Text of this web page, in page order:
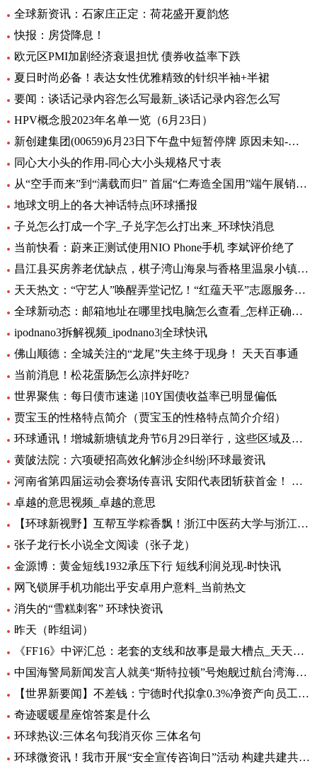
全球新资讯：石家庄正定：荷花盛开夏韵悠
快报：房贷降息！
欧元区PMI加剧经济衰退担忧 债券收益率下跌
夏日时尚必备！表达女性优雅精致的针织半袖+半裙
要闻：谈话记录内容怎么写最新_谈话记录内容怎么写
HPV概念股2023年名单一览（6月23日）
新创建集团(00659)6月23日下午盘中短暂停牌 原因未知-环球热闻
同心大小头的作用-同心大小头规格尺寸表
从“空手而来”到“满载而归” 首届“仁寿造全国用”端午展销会开幕_全球观天下
地球文明上的各大神话特点|环球播报
子兑怎么打成一个字_子兑字怎么打出来_环球快消息
当前快看：蔚来正测试使用NIO Phone手机 李斌评价绝了
昌江县买房养老优缺点，棋子湾山海泉与香格里温泉小镇养老生活成本对比！-全球今亮点
天天热文：“守艺人”唤醒弄堂记忆！“红蕴天平”志愿服务营造项目启动
全球新动态：邮箱地址在哪里找电脑怎么查看_怎样正确填写邮箱地址
ipodnano3拆解视频_ipodnano3|全球快讯
佛山顺德：全城关注的“龙尾”失主终于现身！ 天天百事通
当前消息！松花蛋肠怎么凉拌好吃?
世界聚焦：每日债市速递 |10Y国债收益率已明显偏低
贾宝玉的性格特点简介（贾宝玉的性格特点简介介绍）
环球通讯！增城新塘镇龙舟节6月29日举行，这些区域及路段将有交通管制
黄陂法院：六项硬招高效化解涉企纠纷|环球最资讯
河南省第四届运动会赛场传喜讯 安阳代表团斩获首金！ 环球新要闻
卓越的意思视频_卓越的意思
【环球新视野】互帮互学粽香飘！浙江中医药大学与浙江商职院国际学生共度端午
张子龙行长小说全文阅读（张子龙）
金源博：黄金短线1932承压下行 短线利润兑现-时快讯
网飞锁屏手机功能出乎安卓用户意料_当前热文
消失的“雪糕刺客” 环球快资讯
昨天（昨组词）
《FF16》中评汇总：老套的支线和故事是最大槽点_天天头条
中国海警局新闻发言人就美“斯特拉顿”号炮舰过航台湾海峡发表谈话|每日动态
【世界新要闻】不差钱：宁德时代拟拿0.3%净资产向员工提供无息借款，支持购自住商品房
奇迹暖暖星座馆答案是什么
环球热议:三体名句我消灭你 三体名句
环球微资讯！我市开展“安全宣传咨询日”活动 构建共建共治共享安全生产格局